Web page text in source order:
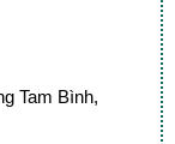
Tam Bình,